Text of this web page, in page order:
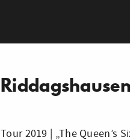
Riddagshausen
Tour 2019 | „The Queen’s